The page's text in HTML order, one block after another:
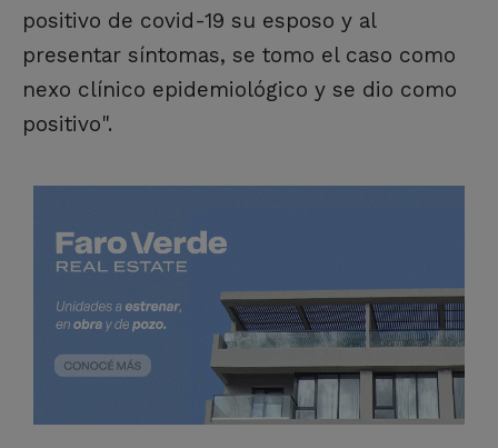
positivo de covid-19 su esposo y al
presentar síntomas, se tomo el caso como
nexo clínico epidemiológico y se dio como
positivo".